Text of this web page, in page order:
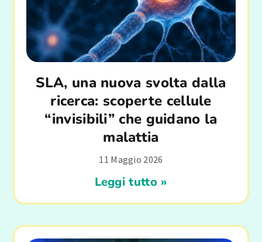
SLA, una nuova svolta dalla
ricerca: scoperte cellule
“invisibili” che guidano la
malattia
11 Maggio 2026
Leggi tutto »